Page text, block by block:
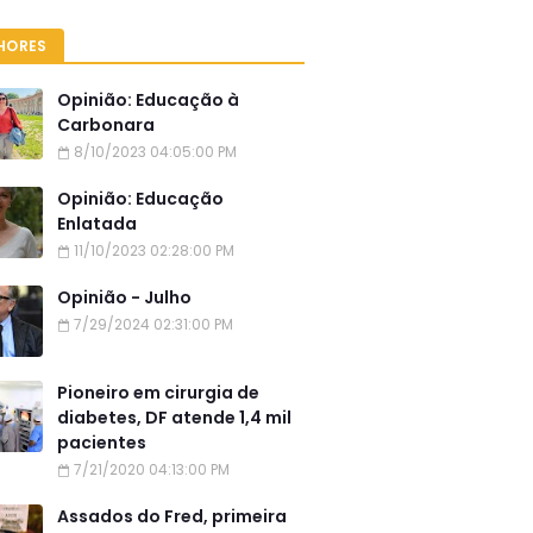
Opinião: Educação à
Carbonara
8/10/2023 04:05:00 PM
Opinião: Educação
Enlatada
11/10/2023 02:28:00 PM
Opinião - Julho
7/29/2024 02:31:00 PM
Pioneiro em cirurgia de
diabetes, DF atende 1,4 mil
pacientes
7/21/2020 04:13:00 PM
Assados do Fred, primeira